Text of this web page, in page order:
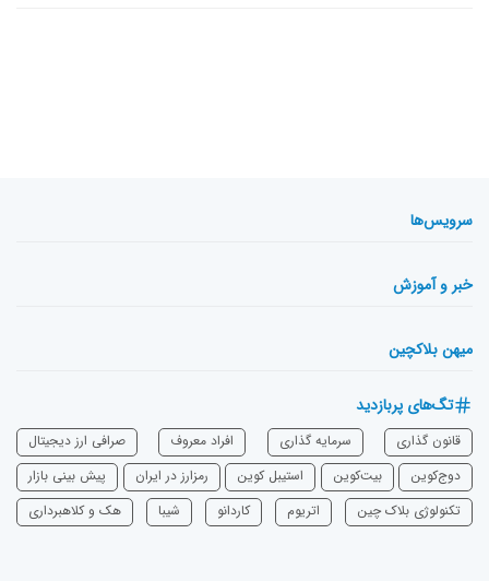
سرویس‌ها
خبر و آموزش
میهن بلاکچین
تگ‌های پربازدید
قانون گذاری سرمایه‌ گذاری افراد معروف
صرافی ارز دیجیتال
دوج‌کوین
بیت‌کوین استیبل کوین رمزارز در ایران
پیش بینی بازار
تکنولوژی بلاک چین
اتریوم ‌کاردانو شیبا هک و کلاهبرداری